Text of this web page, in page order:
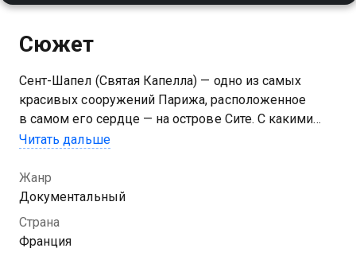
Сюжет
Сент-Шапел (Святая Капелла) — одно из самых
красивых сооружений Парижа, расположенное
в самом его сердце — на острове Сите. С какими
трудностями столкнулись архитекторы при
архитектуры?
Читать дальше
Жанр
Документальный
Страна
Франция